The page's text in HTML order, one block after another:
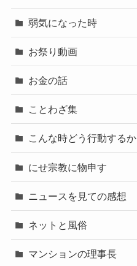
弱気になった時
お祭り動画
お金の話
ことわざ集
こんな時どう行動するか
にせ宗教に物申す
ニュースを見ての感想
ネットと風俗
マンションの理事長